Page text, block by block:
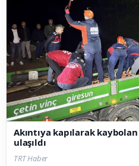
Akıntıya kapılarak
ulaşıldı
TRT Haber